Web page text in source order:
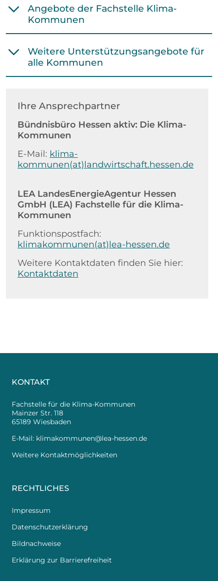
Angebote der Fachstelle Klima-
Kommunen
Weitere Unterstützungsangebote für
alle Kommunen
Ihre Ansprechpartner
Bündnisbüro Hessen aktiv: Die Klima-
Kommunen
E-Mail: klima-
kommunen(at)landwirtschaft.hessen.de
LEA LandesEnergieAgentur Hessen
GmbH (LEA) Fachstelle für die Klima-
Kommunen
Funktionspostfach:
klimakommunen(at)lea-hessen.de
Weitere Kontaktdaten finden Sie hier:
Kontaktdaten
KONTAKT
Fachstelle für die Klima-Kommunen
Mainzer Str. 118
65189 Wiesbaden
E-Mail: klimakommunen@lea-hessen.de
Weitere Kontaktmöglichkeiten
RECHTLICHES
Impressum
Datenschutzerklärung
Bildnachweise
Erklärung zur Barrierefreiheit